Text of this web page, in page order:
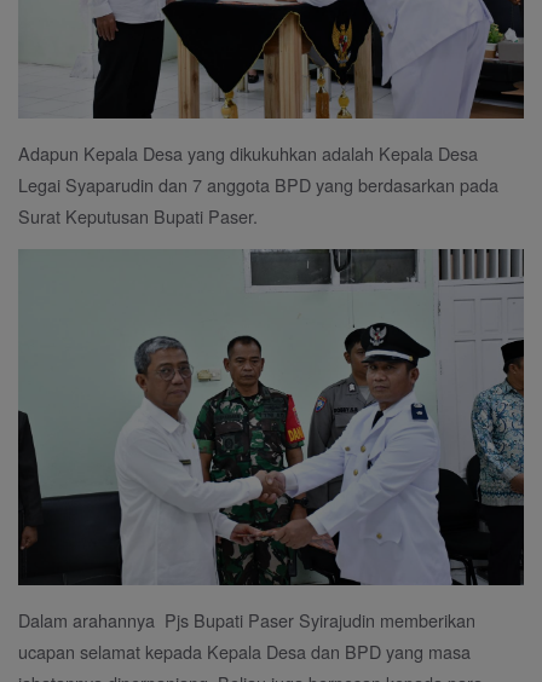
Adapun Kepala Desa yang dikukuhkan adalah Kepala Desa
Legai Syaparudin dan 7 anggota BPD yang berdasarkan pada
Surat Keputusan Bupati Paser.
Dalam arahannya Pjs Bupati Paser Syirajudin memberikan
ucapan selamat kepada Kepala Desa dan BPD yang masa